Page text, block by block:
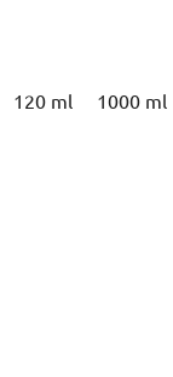
120 ml 1000 ml